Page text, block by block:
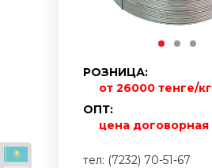
РОЗНИЦА:
от 26000 тенге/кг
ОПТ:
цена договорная
тел: (7232) 70-51-67